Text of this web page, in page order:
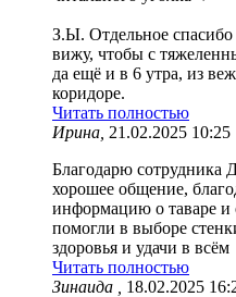
З.Ы. Отдельное
вижу, чтобы с
да ещё и в 6 утра, из
коридоре.
Читать полностью
Ирина, 21.02.2025 10:25
Благодарю сотрудника
хорошее общение,
информацию о таваре и
помогли в выборе
здоровья и удачи в всём
Читать полностью
Зинаида ,
18.02.2025